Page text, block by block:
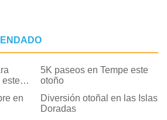
este
5K paseos en Tempe este
otoño
en
Diversión otoñal en las Islas
Doradas